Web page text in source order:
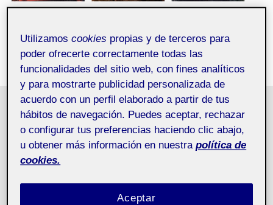
Recursos i
comunitats digitals
aula 1
Pública
Utilizamoscookies propias y de terceros para
poder ofrecerte correctamente todas las
funcionalidades del sitio web, con fines analíticos
y para mostrarte publicidad personalizada de
acuerdo con un perfil elaborado a partir de tus
hábitos de navegación. Puedes aceptar, rechazar
o configurar tus preferencias haciendo clic abajo,
u obtener más información en nuestra política de
cookies.
Aceptar